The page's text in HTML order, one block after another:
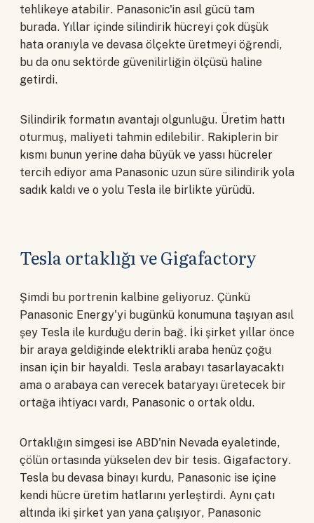
tehlikeye atabilir. Panasonic'in asıl gücü tam
burada. Yıllar içinde silindirik hücreyi çok düşük
hata oranıyla ve devasa ölçekte üretmeyi öğrendi,
bu da onu sektörde güvenilirliğin ölçüsü haline
getirdi.
Silindirik formatın avantajı olgunluğu. Üretim hattı
oturmuş, maliyeti tahmin edilebilir. Rakiplerin bir
kısmı bunun yerine daha büyük ve yassı hücreler
tercih ediyor ama Panasonic uzun süre silindirik yola
sadık kaldı ve o yolu Tesla ile birlikte yürüdü.
Tesla ortaklığı ve Gigafactory
Şimdi bu portrenin kalbine geliyoruz. Çünkü
Panasonic Energy'yi bugünkü konumuna taşıyan asıl
şey Tesla ile kurduğu derin bağ. İki şirket yıllar önce
bir araya geldiğinde elektrikli araba henüz çoğu
insan için bir hayaldi. Tesla arabayı tasarlayacaktı
ama o arabaya can verecek bataryayı üretecek bir
ortağa ihtiyacı vardı, Panasonic o ortak oldu.
Ortaklığın simgesi ise ABD'nin Nevada eyaletinde,
çölün ortasında yükselen dev bir tesis. Gigafactory.
Tesla bu devasa binayı kurdu, Panasonic ise içine
kendi hücre üretim hatlarını yerleştirdi. Aynı çatı
altında iki şirket yan yana çalışıyor, Panasonic